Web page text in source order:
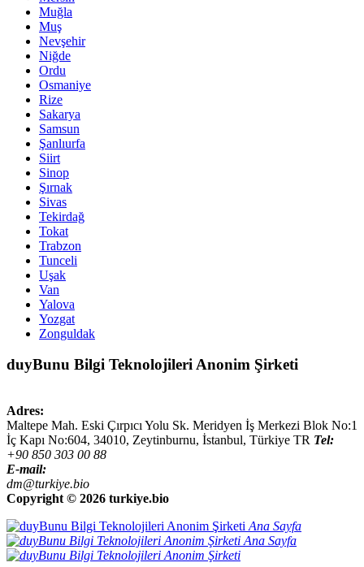
Muğla
Muş
Nevşehir
Niğde
Ordu
Osmaniye
Rize
Sakarya
Samsun
Şanlıurfa
Siirt
Sinop
Şırnak
Sivas
Tekirdağ
Tokat
Trabzon
Tunceli
Uşak
Van
Yalova
Yozgat
Zonguldak
duyBunu Bilgi Teknolojileri Anonim Şirketi
Adres:
Maltepe Mah. Eski Çırpıcı Yolu Sk. Meridyen İş Merkezi Blok No:1
İç Kapı No:604, 34010, Zeytinburnu, İstanbul, Türkiye TR Tel:
+90 850 303 00 88
E-mail:
dm@turkiye.bio
Copyright © 2026 turkiye.bio
Ana Sayfa
Ana Sayfa